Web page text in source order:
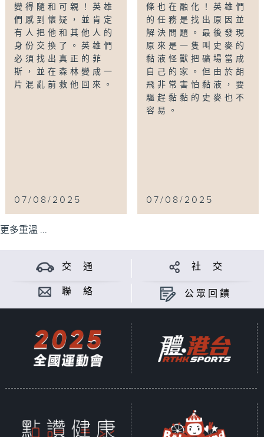
變得隨和可親！英雄
們感到懷疑，並肯定
有人把他和其他人的
身份交換了。英雄們
必須找出真正的菲
斯，並在森林變成一
片混亂前救他回來。
07/08/2025
條也在融化！英雄們
的任務是找出原因並
解決問題。最後發現
原來是一隻叫史麥的
黏液怪獸把礦場當成
自己的家。但由於胡
飛非常害怕黏液，要
驅趕黏黏的史麥也不
容易。
07/08/2025
更多重溫 ...
交 通 社 交
聯 絡 公眾回饋